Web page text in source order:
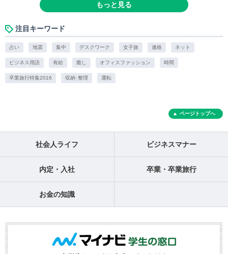
もっと見る
注目キーワード
占い 地震 集中 デスクワーク 女子旅 連絡 ネット
ビジネス用語 有給 癒し オフィスファッション 時間
卒業旅行特集2016 収納･整理 運転
ページトップへ
社会人ライフ ビジネスマナー
内定・入社 卒業・卒業旅行
お金の知識